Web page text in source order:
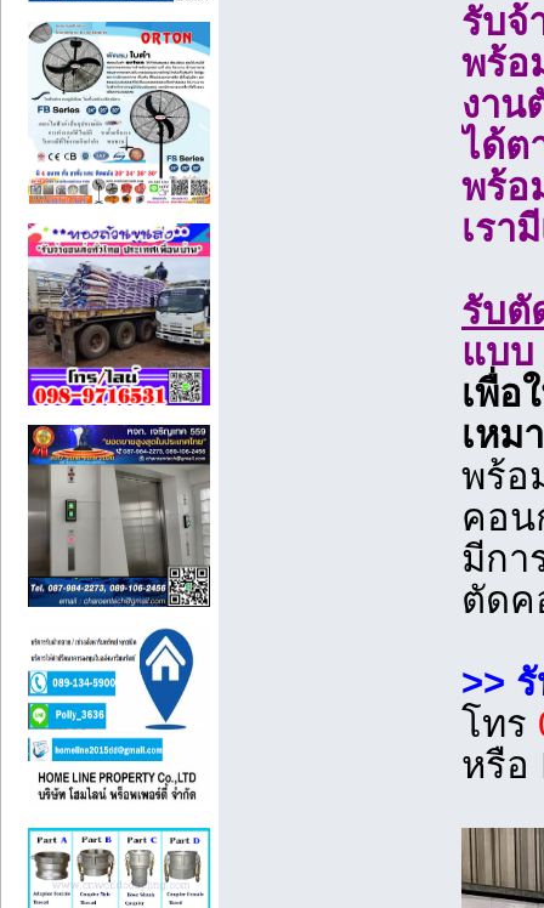
รับจ้
พร้อ
งาน
ได้ต
พร้อ
เรา
รับตั
แบบ
เพื่อ
เหม
พร้อ
คอน
มีกา
ตัดค
>>
โทร
หรือ